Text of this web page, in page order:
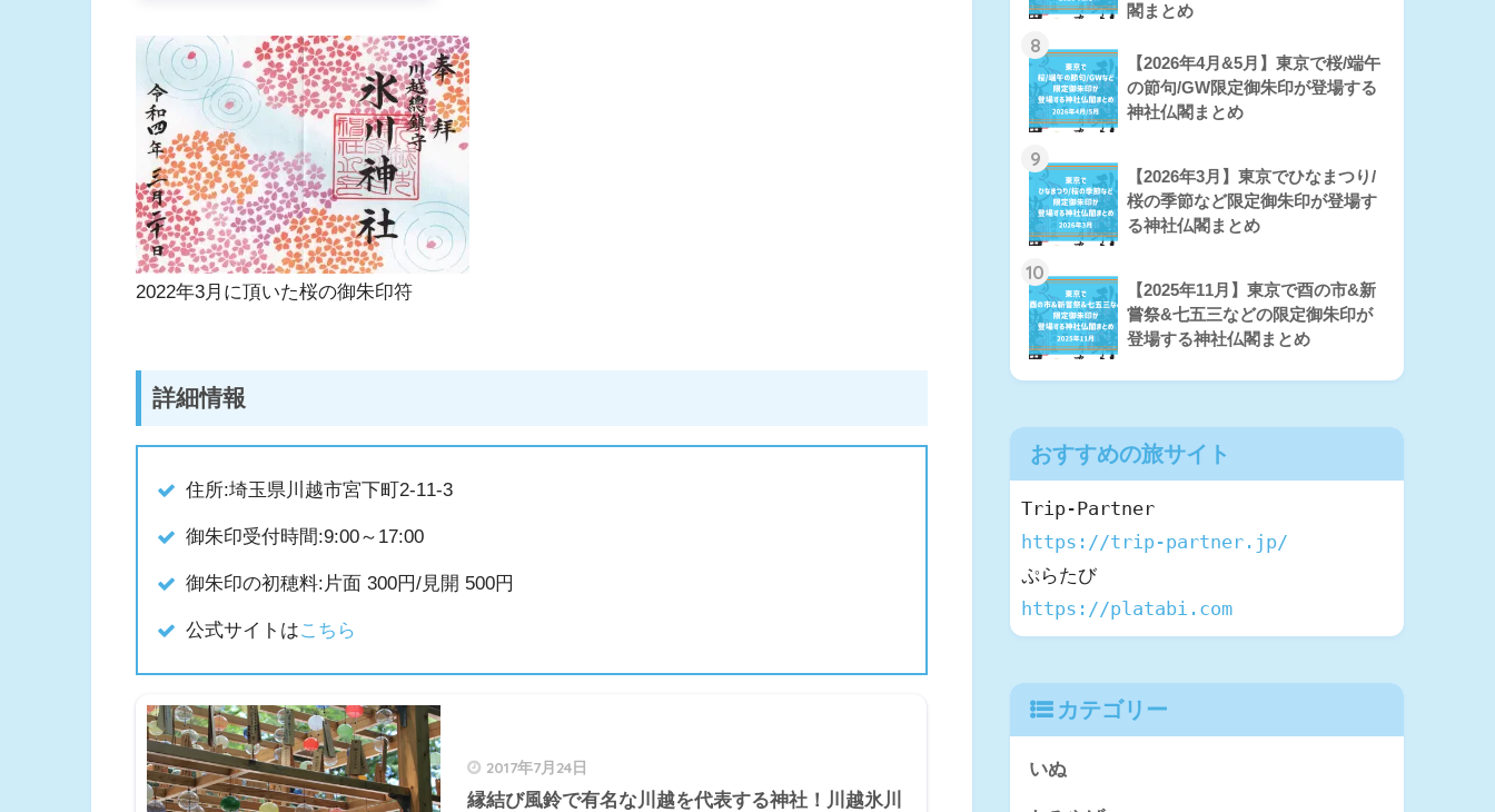
2022年3月に頂いた桜の御朱印符
詳細情報
住所:埼玉県川越市宮下町2-11-3
御朱印受付時間:9:00～17:00
御朱印の初穂料:片面 300円/見開 500円
公式サイトはこちら
2017年7月24日
縁結び風鈴で有名な川越を代表する神社！川越氷川
閣まとめ
8
【2026年4月&5月】東京で桜/端午
の節句/GW限定御朱印が登場する
神社仏閣まとめ
9
【2026年3月】東京でひなまつり/
桜の季節など限定御朱印が登場す
る神社仏閣まとめ
10
【2025年11月】東京で酉の市&新
嘗祭&七五三などの限定御朱印が
登場する神社仏閣まとめ
おすすめの旅サイト
https://trip-partner.jp/
https://platabi.com
カテゴリー
いぬ